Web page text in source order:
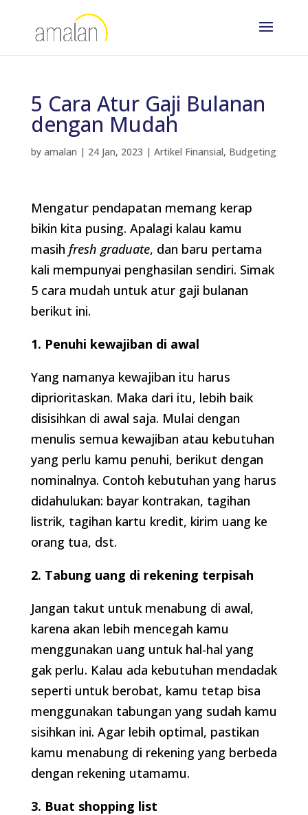
5 Cara Atur Gaji Bulanan
dengan Mudah
by amalan | 24 Jan, 2023 | Artikel Finansial, Budgeting
Mengatur pendapatan memang kerap
bikin kita pusing. Apalagi kalau kamu
masih fresh graduate, dan baru pertama
kali mempunyai penghasilan sendiri. Simak
5 cara mudah untuk atur gaji bulanan
berikut ini.
1. Penuhi kewajiban di awal
Yang namanya kewajiban itu harus
diprioritaskan. Maka dari itu, lebih baik
disisihkan di awal saja. Mulai dengan
menulis semua kewajiban atau kebutuhan
yang perlu kamu penuhi, berikut dengan
nominalnya. Contoh kebutuhan yang harus
didahulukan: bayar kontrakan, tagihan
listrik, tagihan kartu kredit, kirim uang ke
orang tua, dst.
2. Tabung uang di rekening terpisah
Jangan takut untuk menabung di awal,
karena akan lebih mencegah kamu
menggunakan uang untuk hal-hal yang
gak perlu. Kalau ada kebutuhan mendadak
seperti untuk berobat, kamu tetap bisa
menggunakan tabungan yang sudah kamu
sisihkan ini. Agar lebih optimal, pastikan
kamu menabung di rekening yang berbeda
dengan rekening utamamu.
3. Buat shopping list